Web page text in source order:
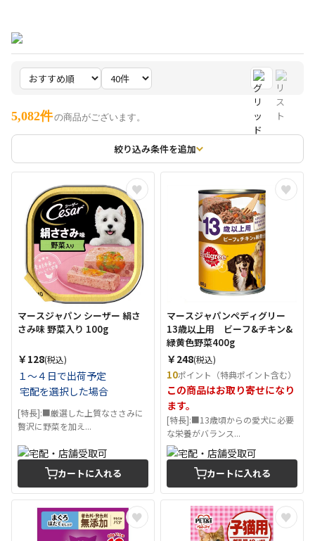
5,082件の商品がございます。
絞り込み条件を追加
マースジャパン シーザー 絹さ
さみ味 野菜入り 100g
￥128(税込)
１～４日で出荷予定
宅配を選択した場合
[特長]:■厳選した上質なささみに
贅沢に野菜を加え...
カートに入れる
マースジャパンペディグリー
13歳以上用 ビーフ&チキン&
緑黄色野菜400g
￥248(税込)
10ポイント（特典ポイント含む）
この商品はお取り寄せになり
ます。
[特長]:■13歳頃からの愛犬に必要
な栄養がバランス...
カートに入れる